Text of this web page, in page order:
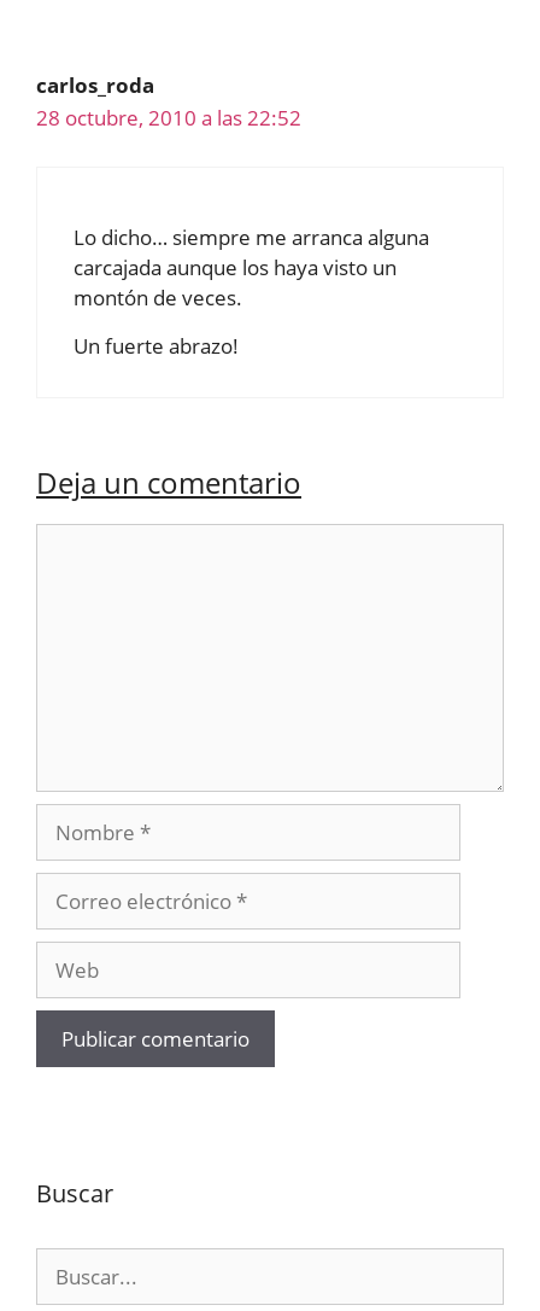
carlos_roda
28 octubre, 2010 a las 22:52
Lo dicho… siempre me arranca alguna
carcajada aunque los haya visto un
montón de veces.
Un fuerte abrazo!
Deja un comentario
Nombre
electrónico
Buscar